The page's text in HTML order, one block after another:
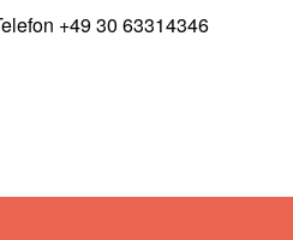
+49 30 63314346